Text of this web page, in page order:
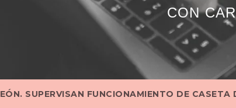
CON
SUPERVISAN FUNCIONAMIENTO DE